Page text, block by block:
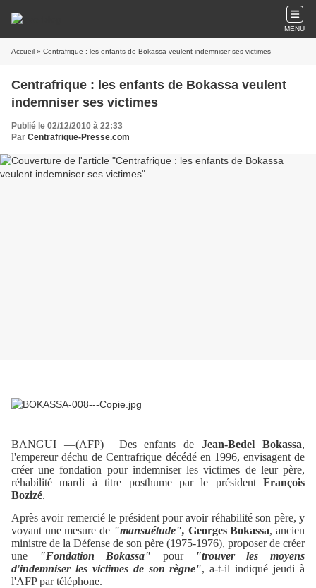
MENU
Accueil » Centrafrique : les enfants de Bokassa veulent indemniser ses victimes
Centrafrique : les enfants de Bokassa veulent
indemniser ses victimes
Publié le 02/12/2010 à 22:33
Par Centrafrique-Presse.com
BANGUI —(AFP) Des enfants deJean-Bedel Bokassa,
l'empereur déchu de Centrafrique décédé en 1996, envisagent de
créer une fondation pour indemniser les victimes de leur père,
réhabilité mardi à titre posthume par le président François
Bozizé.
Après avoir remercié le président pour avoir réhabilité son père, y
voyant une mesure de "mansuétude", Georges Bokassa, ancien
ministre de la Défense de son père (1975-1976), proposer de créer
une
"Fondation Bokassa" pour
"trouver les moyens
d'indemniser les victimes de son règne", a-t-il indiqué jeudi à
l'AFP par téléphone.